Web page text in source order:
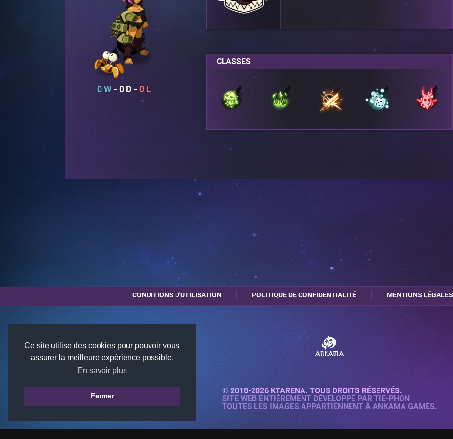
Ce site utilise des cookies pour pouvoir vous
assurer la meilleure expérience possible.
En savoir plus
Fermer
0 0 0
CLASSES
CONDITIONS D'UTILISATION POLITIQUE DE CONFIDENTIALITÉ MENTIONS LÉGALES
© 2018-2026 KTARENA. TOUS DROITS RÉSERVÉS.
SITE WEB ENTIÈREMENT DÉVELOPPÉ PAR TIE-PHON
TOUTES LES IMAGES APPARTIENNENT À ANKAMA GAMES.